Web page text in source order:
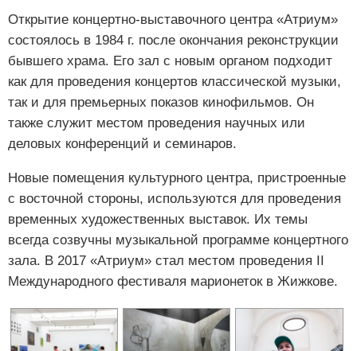
Открытие концертно-выставочного центра «Атриум»
состоялось в 1984 г. после окончания реконструкции
бывшего храма. Его зал с новым органом подходит
как для проведения концертов классической музыки,
так и для премьерных показов кинофильмов. Он
также служит местом проведения научных или
деловых конференций и семинаров.
Новые помещения культурного центра, пристроенные
с восточной стороны, используются для проведения
временных художественных выставок. Их темы
всегда созвучны музыкальной программе концертного
зала. В 2017 «Атриум» стал местом проведения II
Международного фестиваля марионеток в Жижкове.